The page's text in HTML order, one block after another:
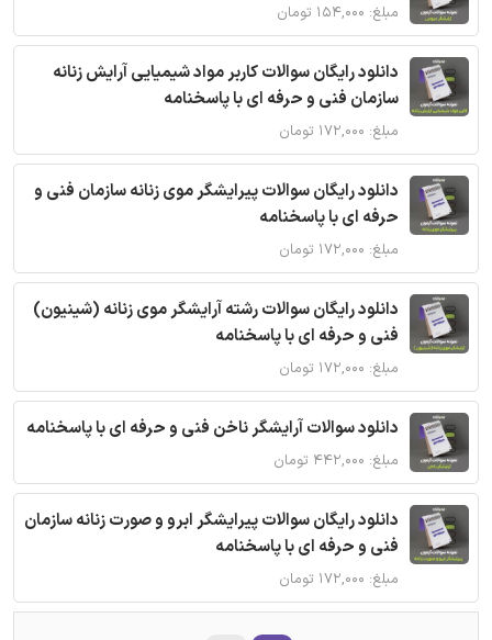
مبلغ: ۱۵۴,۰۰۰ تومان
دانلود رایگان سوالات کاربر مواد شیمیایی آرایش زنانه
سازمان فنی و حرفه ای با پاسخنامه
مبلغ: ۱۷۲,۰۰۰ تومان
دانلود رایگان سوالات پیرایشگر موی زنانه سازمان فنی و
حرفه ای با پاسخنامه
مبلغ: ۱۷۲,۰۰۰ تومان
دانلود رایگان سوالات رشته آرایشگر موی زنانه (شینیون)
فنی و حرفه ای با پاسخنامه
مبلغ: ۱۷۲,۰۰۰ تومان
دانلود سوالات آرایشگر ناخن فنی و حرفه ای با پاسخنامه
مبلغ: ۴۴۲,۰۰۰ تومان
دانلود رایگان سوالات پیرایشگر ابرو و صورت زنانه سازمان
فنی و حرفه ای با پاسخنامه
مبلغ: ۱۷۲,۰۰۰ تومان